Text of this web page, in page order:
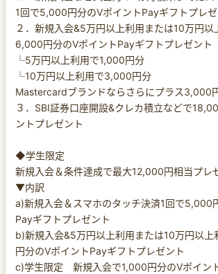
1回で5,000円分のVポイントPayギフトプレゼ
２．新規入会&5万円以上利用または10万円以
6,000円分のVポイントPayギフトプレゼント
└5万円以上利用で1,000円分
└10万円以上利用で3,000円分
Mastercardブランドならさらにプラス3,000
３．SBI証券口座開設&クレカ積立などで
ントプレゼント
◆学生限定
新規入会＆条件達成で最大12,000円相当プレ
▼内訳
a)新規入会＆スマホのタッチ決済1回で5,000
Payギフトプレゼント
b)新規入会&5万円以上利用または10万円以
円分のVポイントPayギフトプレゼント
c)学生限定 新規入会で1,000円分のVポイン